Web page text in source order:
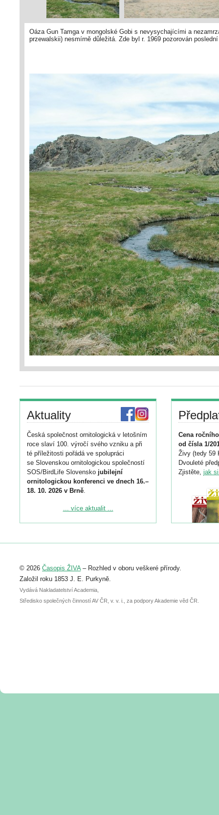
Oáza Gun Tamga v mongolské Gobi s nevysychajícími a
przewalskii) nesmírně důležitá. Zde byl r. 1969 pozorován
Aktuality
Česká společnost ornitologická v letošním
roce slaví 100. výročí svého vzniku a při
té příležitosti pořádá ve spolupráci
se Slovenskou ornitologickou společností
SOS/BirdLife Slovensko jubilejní
ornitologickou konferenci ve dnech 16.–
18. 10. 2026 v Brně.
Podrobnější informace ke konferenci
Registrovat se můžete do 6. září.
abstraktu přihlášené přednášky nebo
posteru je už 30. června.
... více aktualit ...
Cena
od čísla 1/
Živy (tedy 59
Dvouleté
Zjistěte, jak
© 2026 Časopis ŽIVA– Rozhled v oboru veškeré přírody.
Založil roku 1853 J. E. Purkyně.
Vydává Nakladatelství Academia,
Středisko společných činností AV ČR, v. v. i., za podpory Akademie věd ČR.